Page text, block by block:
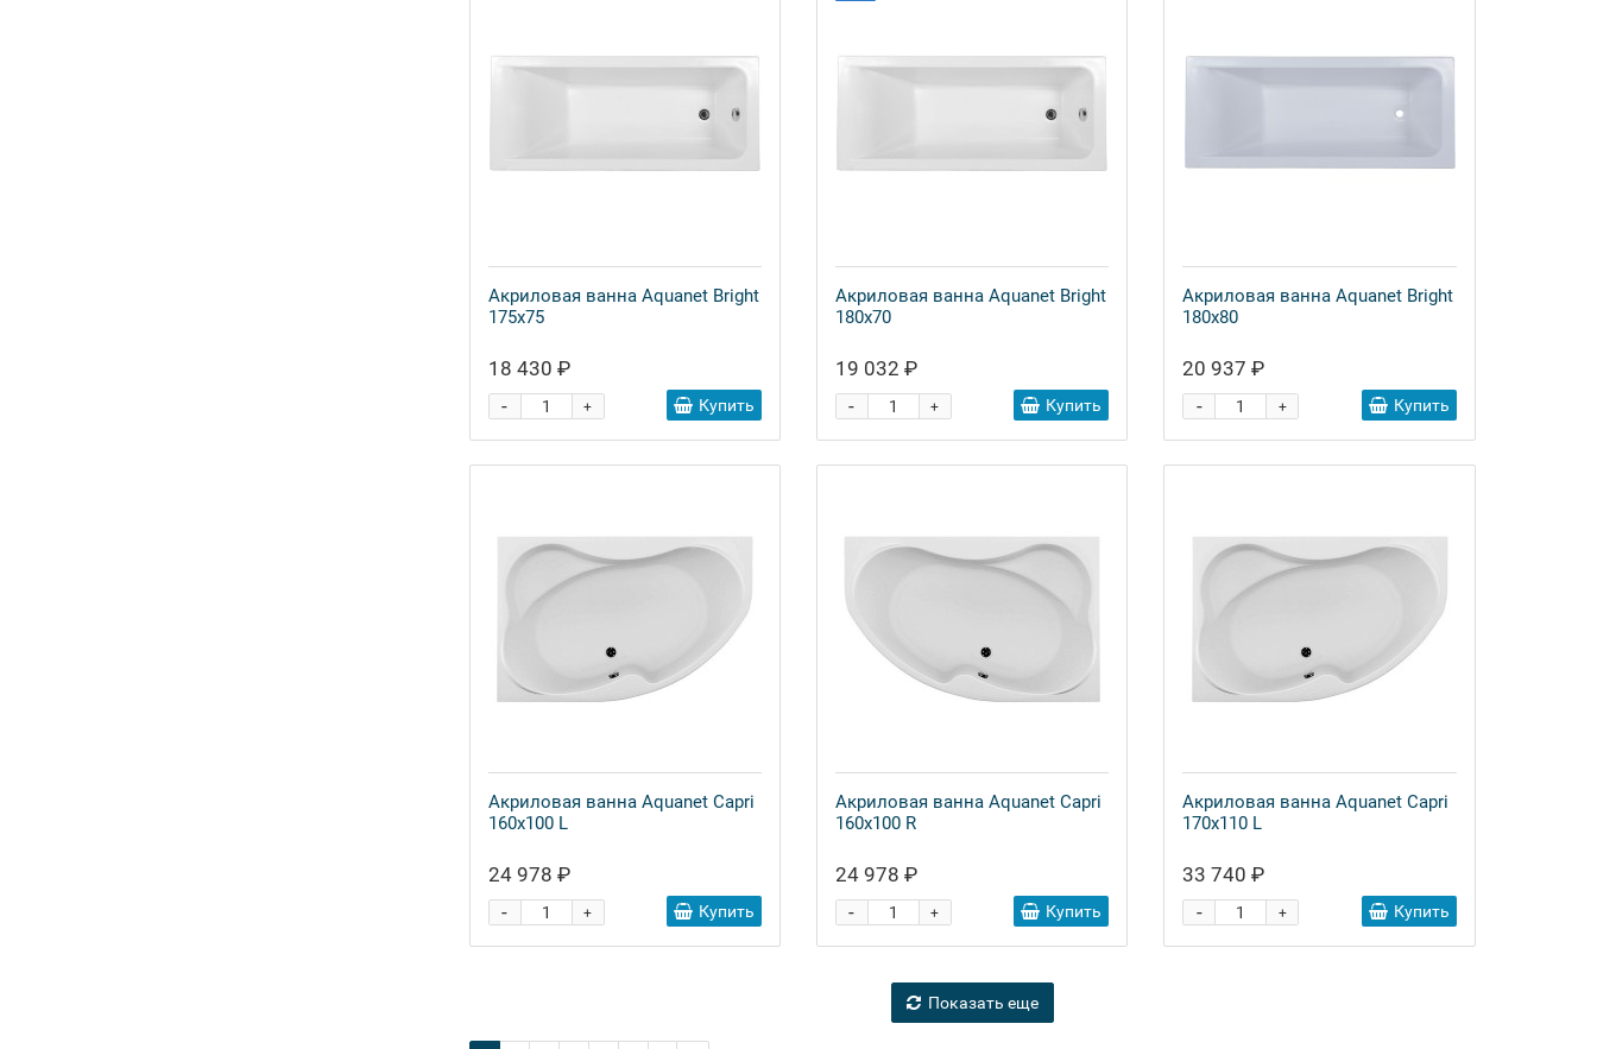
Акриловая ванна Aquanet Bright
175x75
18 430 ₽
+
- Купить
Акриловая ванна Aquanet Bright
180x70
19 032 ₽
+
- Купить
Акриловая ванна Aquanet Bright
180x80
20 937 ₽
+
- Купить
Акриловая ванна Aquanet Capri
160x100 L
24 978 ₽
+
- Купить
Акриловая ванна Aquanet Capri
160x100 R
24 978 ₽
+
- Купить
Акриловая ванна Aquanet Capri
170x110 L
33 740 ₽
+
- Купить
Показать еще